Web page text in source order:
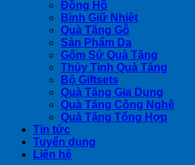
Đồng Hồ
Bình Giữ Nhiệt
Quà Tặng Gỗ
Sản Phẩm Da
Gốm Sứ Quà Tặng
Thủy Tinh Quà Tặng
Bộ Giftsets
Quà Tặng Gia Dụng
Quà Tặng Công Nghệ
Quà Tặng Tổng Hợp
Tin tức
Tuyển dụng
Liên hệ